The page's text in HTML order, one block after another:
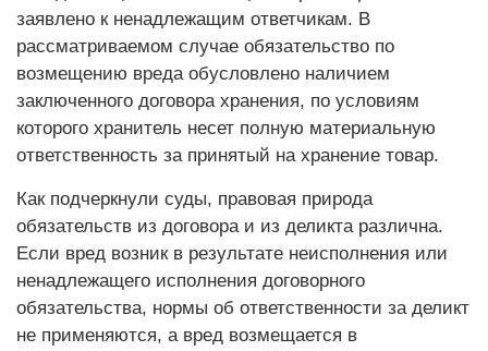
заявлено к ненадлежащим ответчикам. В
рассматриваемом случае обязательство по
возмещению вреда обусловлено наличием
заключенного договора хранения, по условиям
которого хранитель несет полную материальную
ответственность за принятый на хранение товар.
Как подчеркнули суды, правовая природа
обязательств из договора и из деликта различна.
Если вред возник в результате неисполнения или
ненадлежащего исполнения договорного
обязательства, нормы об ответственности за деликт
не применяются, а вред возмещается в